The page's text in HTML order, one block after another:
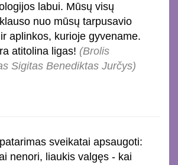
labui. Mūsų visų
nuo mūsų tarpusavio
aplinkos, kurioje gyvename.
atitolina ligas! (Brolis
Sigitas Benediktas Jurčys)
sveikatai apsaugoti:
nenori, liaukis valgęs - kai